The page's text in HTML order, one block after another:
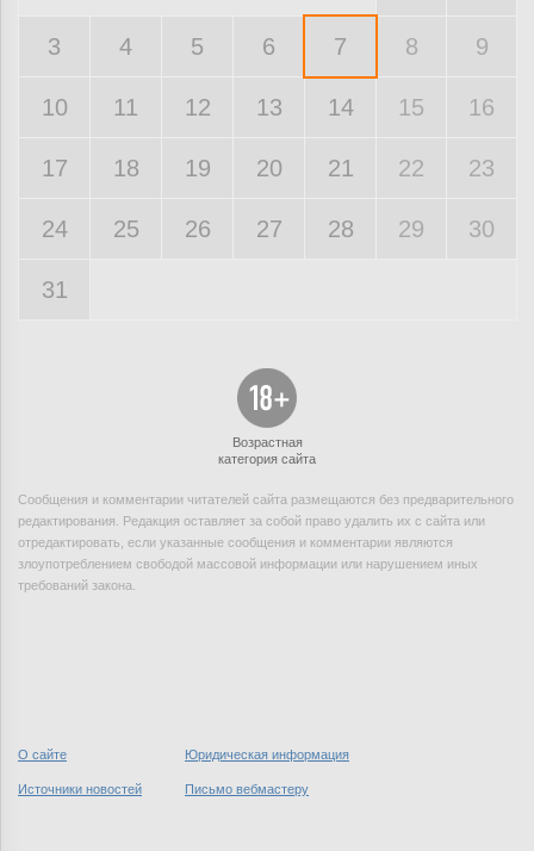
3 4 5 6 7 8 9
10 11 12 13 14 15 16
17 18 19 20 21 22 23
24 25 26 27 28 29 30
31
Возрастная
категория сайта
Сообщения и комментарии читателей сайта размещаются без предварительного
редактирования. Редакция оставляет за собой право удалить их с сайта или
отредактировать, если указанные сообщения и комментарии являются
злоупотреблением свободой массовой информации или нарушением иных
требований закона.
О сайте Юридическая информация
Источники новостей Письмо вебмастеру